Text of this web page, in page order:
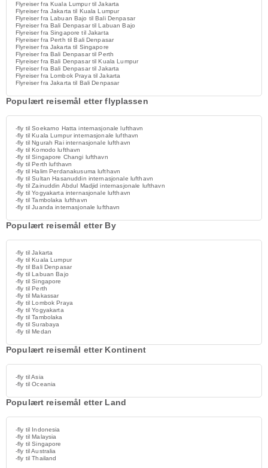
Flyreiser fra Kuala Lumpur til Jakarta
Flyreiser fra Jakarta til Kuala Lumpur
Flyreiser fra Labuan Bajo til Bali Denpasar
Flyreiser fra Bali Denpasar til Labuan Bajo
Flyreiser fra Singapore til Jakarta
Flyreiser fra Perth til Bali Denpasar
Flyreiser fra Jakarta til Singapore
Flyreiser fra Bali Denpasar til Perth
Flyreiser fra Bali Denpasar til Kuala Lumpur
Flyreiser fra Bali Denpasar til Jakarta
Flyreiser fra Lombok Praya til Jakarta
Flyreiser fra Jakarta til Bali Denpasar
Populært reisemål etter flyplassen
-fly til Soekarno Hatta internasjonale lufthavn
-fly til Kuala Lumpur internasjonale lufthavn
-fly til Ngurah Rai internasjonale lufthavn
-fly til Komodo lufthavn
-fly til Singapore Changi lufthavn
-fly til Perth lufthavn
-fly til Halim Perdanakusuma lufthavn
-fly til Sultan Hasanuddin internasjonale lufthavn
-fly til Zainuddin Abdul Madjid internasjonale lufthavn
-fly til Yogyakarta internasjonale lufthavn
-fly til Tambolaka lufthavn
-fly til Juanda internasjonale lufthavn
Populært reisemål etter By
-fly til Jakarta
-fly til Kuala Lumpur
-fly til Bali Denpasar
-fly til Labuan Bajo
-fly til Singapore
-fly til Perth
-fly til Makassar
-fly til Lombok Praya
-fly til Yogyakarta
-fly til Tambolaka
-fly til Surabaya
-fly til Medan
Populært reisemål etter Kontinent
-fly til Asia
-fly til Oceania
Populært reisemål etter Land
-fly til Indonesia
-fly til Malaysia
-fly til Singapore
-fly til Australia
-fly til Thailand